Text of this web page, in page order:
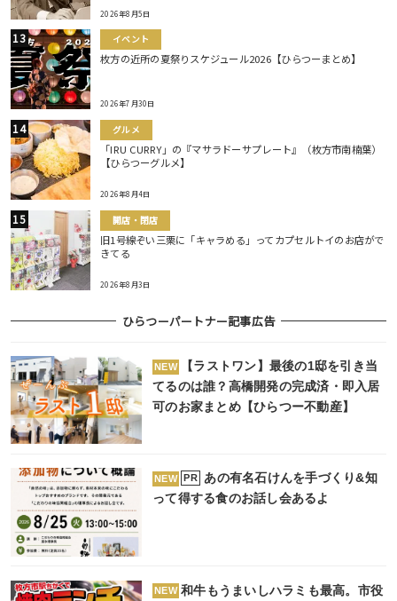
2026年8月5日
イベント
枚方の近所の夏祭りスケジュール2026【ひらつーまとめ】
2026年7月30日
グルメ
「IRU CURRY」の『マサラドーサプレート』（枚方市南楠葉）
【ひらつーグルメ】
2026年8月4日
開店・閉店
旧1号線ぞい三栗に「キャラめる」ってカプセルトイのお店がで
きてる
2026年8月3日
ひらつーパートナー記事広告
NEW
【ラストワン】最後の1邸を引き当
てるのは誰？高橋開発の完成済・即入居
可のお家まとめ【ひらつー不動産】
NEW PR
あの有名石けんを手づくり&知
って得する食のお話し会あるよ
NEW 和牛もうまいしハラミも最高。市役